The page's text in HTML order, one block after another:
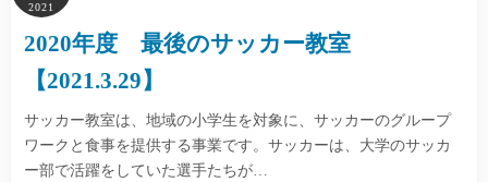
2021
2020年度 最後のサッカー教室
【2021.3.29】
サッカー教室は、地域の小学生を対象に、サッカーのグループ
ワークと食事を提供する事業です。サッカーは、大学のサッカ
ー部で活躍をしていた選手たちが…